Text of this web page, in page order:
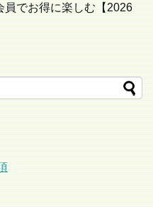
員でお得に楽しむ【2026